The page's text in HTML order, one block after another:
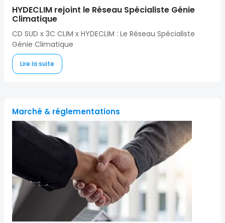
HYDECLIM rejoint le Réseau Spécialiste Génie
Climatique
CD SUD x 3C CLIM x HYDECLIM : Le Réseau Spécialiste
Génie Climatique
Lire la suite
Marché & réglementations